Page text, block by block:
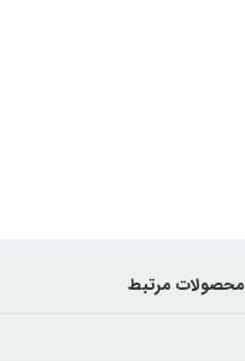
محصولات مرتبط